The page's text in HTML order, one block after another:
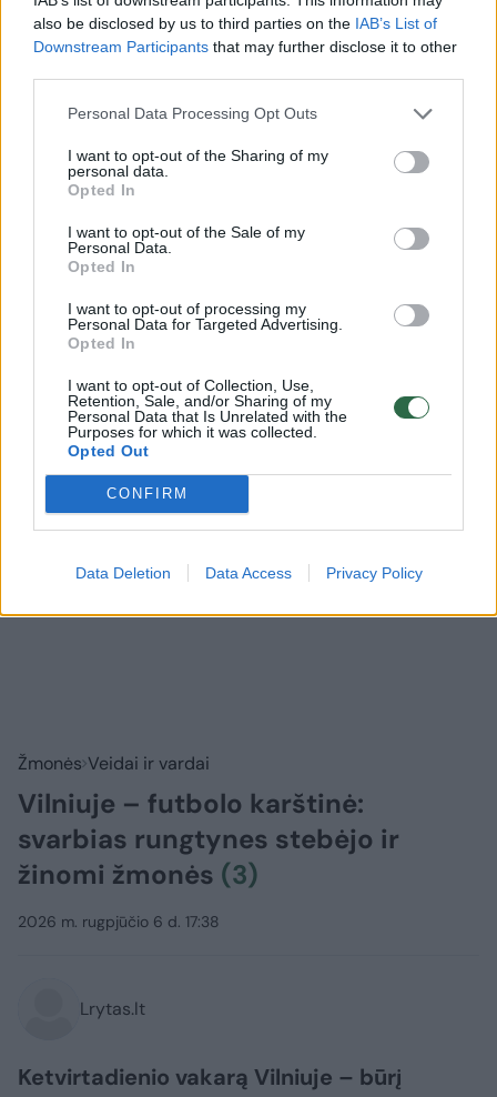
also be disclosed by us to third parties on the IAB’s List of
Downstream Participants that may further disclose it to other
Personal Data Processing Opt Outs
I want to opt-out of the Sharing of my
personal data.
Opted In
I want to opt-out of the Sale of my
Personal Data.
Opted In
I want to opt-out of processing my
Personal Data for Targeted Advertising.
Opted In
I want to opt-out of Collection, Use,
Retention, Sale, and/or Sharing of my
Personal Data that Is Unrelated with the
Purposes for which it was collected.
Opted Out
CONFIRM
Data Deletion Data Access Privacy Policy
Komentuoti po šiuo straipsniu
Komentuoti gali tik Lrytas registruoti vartotojai.
Prisijunkite prie registruotų vartotojų
bendruomenės ir bendraukite komentaruose!
Rodyti komentarus
Žmonės Veidai ir vardai
Vilniuje – futbolo karštinė:
svarbias rungtynes stebėjo ir
žinomi žmonės (3)
2026 m. rugpjūčio 6 d. 17:38
Lrytas.lt
Ketvirtadienio vakarą Vilniuje – būrį